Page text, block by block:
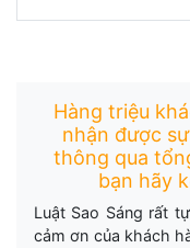
Hàng triệu
nhận được
thông qua
bạn hãy
Luật Sao Sáng rất
cảm ơn của khách